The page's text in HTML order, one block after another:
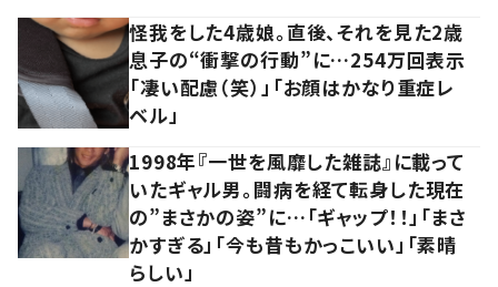
怪我をした4歳娘。直後、それを見た2歳
息子の“衝撃の行動”に…254万回表示
「凄い配慮（笑）」「お顔はかなり重症レ
ベル」
1998年『一世を風靡した雑誌』に載って
いたギャル男。闘病を経て転身した現在
の”まさかの姿”に…「ギャップ！！」「まさ
かすぎる」「今も昔もかっこいい」「素晴
らしい」